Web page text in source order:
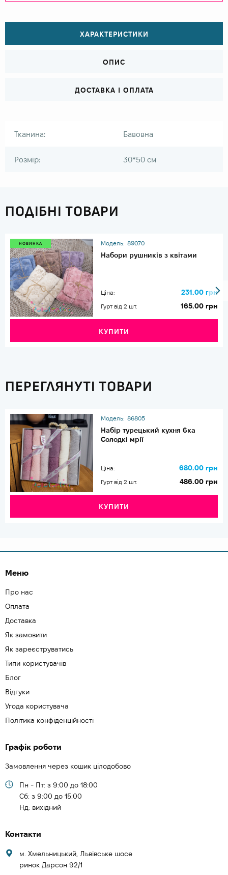
ХАРАКТЕРИСТИКИ
ОПИС
ДОСТАВКА І ОПЛАТА
Тканина: Бавовна
Розмір: 30*50 см
ПОДІБНІ ТОВАРИ
НОВИНКА Модель: 89070
Набори рушників з квітами
Ціна: 231.00 грн
Гурт від 2 шт. 165.00 грн
КУПИТИ
ПЕРЕГЛЯНУТІ ТОВАРИ
Модель: 86805
Набір турецький кухня 6ка
Солодкі мрії
Ціна: 680.00 грн
Гурт від 2 шт. 486.00 грн
КУПИТИ
Меню
Про нас
Оплата
Доставка
Як замовити
Як зареєструватись
Типи користувачів
Блог
Відгуки
Угода користувача
Політика конфіденційності
Графік роботи
Замовлення через кошик цілодобово
Пн - Пт: з 9:00 до 18:00
Cб: з 9:00 до 15:00
Нд: вихідний
Контакти
м. Хмельницький, Львівське шосе
ринок Дарсон 92/1